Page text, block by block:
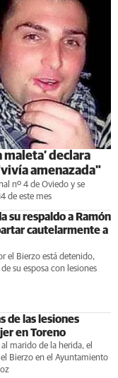
maleta’ declara
amenazada"
nº 4 de Oviedo y se
de este mes
su respaldo a Ramón
cautelarmente a
el Bierzo está detenido,
su esposa con lesiones
de las lesiones
en Toreno
marido de la herida, el
Bierzo en el Ayuntamiento